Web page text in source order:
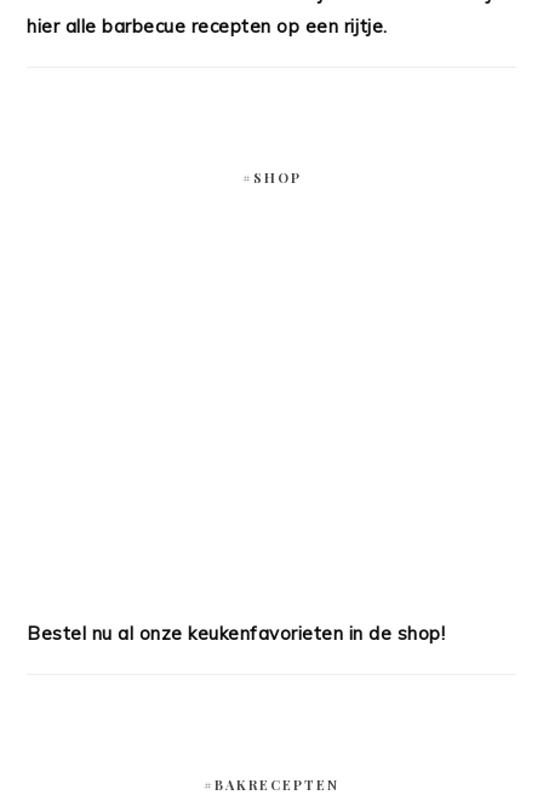
hier alle barbecue recepten op een rijtje.
#SHOP
Bestel nu al onze keukenfavorieten in de shop!
#BAKRECEPTEN